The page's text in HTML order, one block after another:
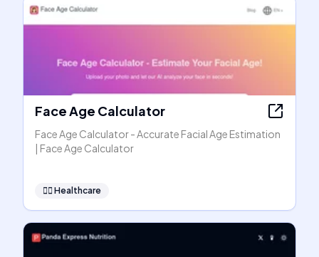
Face Age Calculator
Face Age Calculator - Accurate Facial Age Estimation
| Face Age Calculator
👩‍⚕️ Healthcare